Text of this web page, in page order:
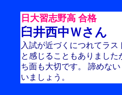
日大習志野高 合格
臼井西中Ｗさん
入試が近づくにつれてラ
と感じることもありまし
ち面も大切です。 諦めな
いましょう。